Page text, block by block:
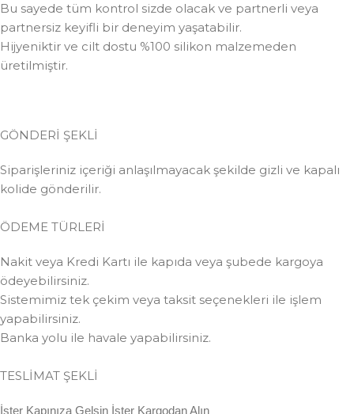
Bu sayede tüm kontrol sizde olacak ve partnerli veya
partnersiz keyifli bir deneyim yaşatabilir.
Hijyeniktir ve cilt dostu %100 silikon malzemeden
üretilmiştir.
GÖNDERİ ŞEKLİ
Siparişleriniz içeriği anlaşılmayacak şekilde gizli ve kapalı
kolide gönderilir.
ÖDEME TÜRLERİ
Nakit veya Kredi Kartı ile kapıda veya şubede kargoya
ödeyebilirsiniz.
Sistemimiz tek çekim veya taksit seçenekleri ile işlem
yapabilirsiniz.
Banka yolu ile havale yapabilirsiniz.
TESLİMAT ŞEKLİ
İster Kapınıza Gelsin İster Kargodan Alın